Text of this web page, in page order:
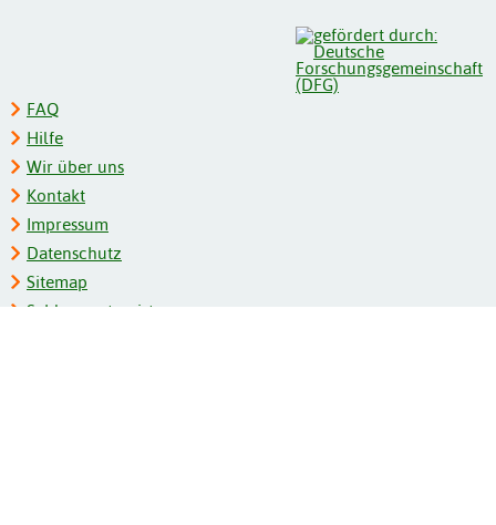
FAQ
Hilfe
Wir über uns
Kontakt
Impressum
Datenschutz
Sitemap
Schlagwortregister